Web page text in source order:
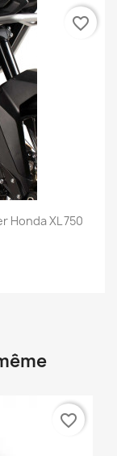
Honda XL 750
favorite_border
favorite_border